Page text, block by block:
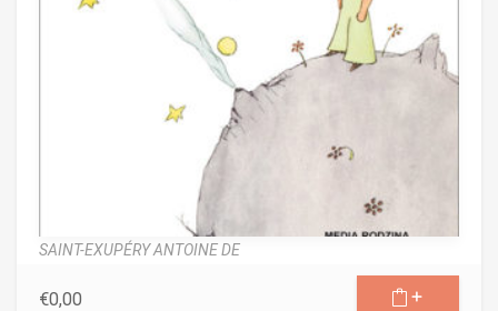
SAINT-EXUPÉRY ANTOINE DE
€0,00